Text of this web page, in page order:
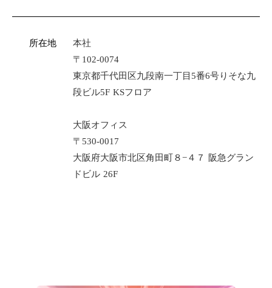
所在地
本社
〒102-0074
東京都千代田区九段南一丁目5番6号りそな九
段ビル5F KSフロア
大阪オフィス
〒530-0017
大阪府大阪市北区角田町８−４７ 阪急グラン
ドビル 26F